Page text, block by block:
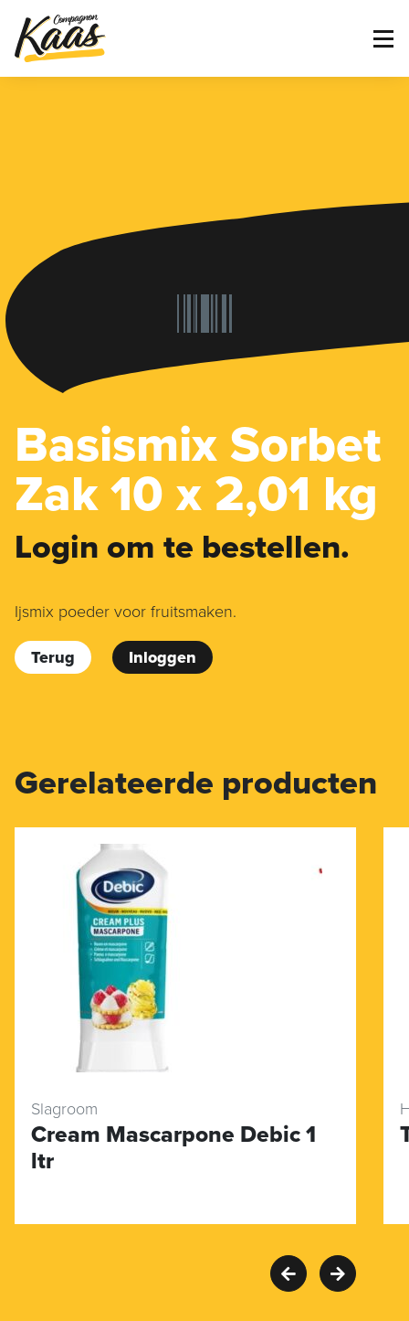
Basismix Sorbet
Zak 10 x 2,01 kg
Login om te bestellen.
Ijsmix poeder voor fruitsmaken.
Terug Inloggen
Gerelateerde producten
Slagroom
Cream Mascarpone Debic 1
ltr